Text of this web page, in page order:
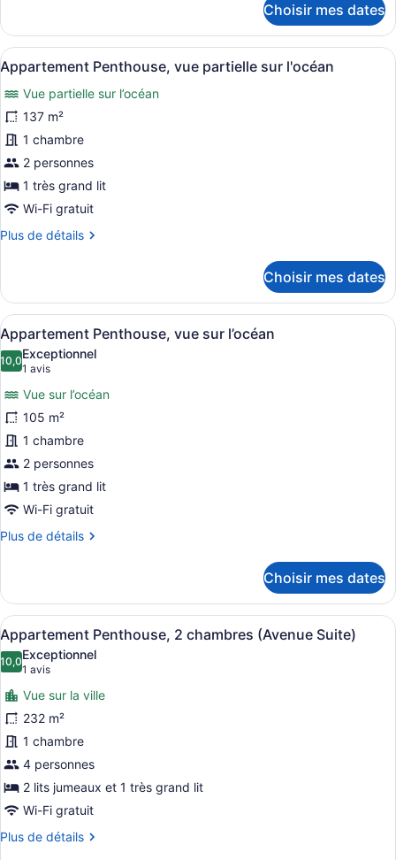
and
Pool
View)
Suite,
chambres
(Ocean
and
Pool
View)
Choisir mes dates
Afficher
toutes
les
photos
pour
ce
type
de
chambre :
Appartement
partielle
sur
l'océan
Une chambre d’hôtel avec un
12
Appartement Penthouse, vue partielle sur l'océan
Vue partielle sur l’océan
137 m²
1 chambre
2 personnes
1 très grand lit
Wi-Fi gratuit
Plus de détails
Plus
Appartement
Penthouse,
vue
partielle
sur
l'océan
Choisir mes dates
Afficher
toutes
les
photos
pour
ce
type
de
chambre :
Appartement
Penthouse,
vue
l’océan
Un salon bien éclairé, avec un
17
Appartement Penthouse, vue sur l’océan
10,010,0 sur 10
Exceptionnel
1 avis
(1 avis)
Vue sur l’océan
105 m²
1 chambre
2 personnes
1 très grand lit
Wi-Fi gratuit
Plus de détails
Plus
Appartement
Penthouse,
vue
sur
l’océan
Choisir mes dates
Afficher
toutes
les
photos
pour
ce
type
de
chambre :
Appartement
Penthouse,
2
Une chambre d’hôtel avec un lit,
6
Appartement Penthouse, 2 chambres (Avenue Suite)
10,010,0 sur 10
Exceptionnel
1 avis
(1 avis)
Vue sur la ville
232 m²
1 chambre
4 personnes
2 lits jumeaux et 1 très grand lit
Wi-Fi gratuit
Plus de détails
Plus